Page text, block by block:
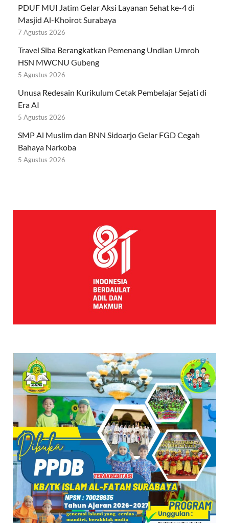
PDUF MUI Jatim Gelar Aksi Layanan Sehat ke-4 di
Masjid Al-Khoirot Surabaya
7 Agustus 2026
Travel Siba Berangkatkan Pemenang Undian Umroh
HSN MWCNU Gubeng
5 Agustus 2026
Unusa Redesain Kurikulum Cetak Pembelajar Sejati di
Era AI
5 Agustus 2026
SMP Al Muslim dan BNN Sidoarjo Gelar FGD Cegah
Bahaya Narkoba
5 Agustus 2026